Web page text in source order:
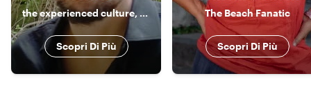
the experienced culture, food and music lover
Scopri Di Più
The Beach Fanatic
Scopri Di Più